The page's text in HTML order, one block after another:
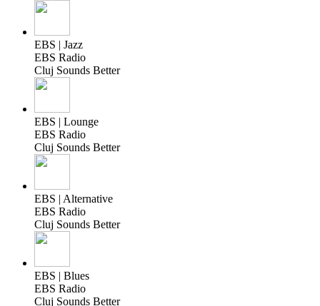
EBS | Jazz
EBS Radio
Cluj Sounds Better
EBS | Lounge
EBS Radio
Cluj Sounds Better
EBS | Alternative
EBS Radio
Cluj Sounds Better
EBS | Blues
EBS Radio
Cluj Sounds Better